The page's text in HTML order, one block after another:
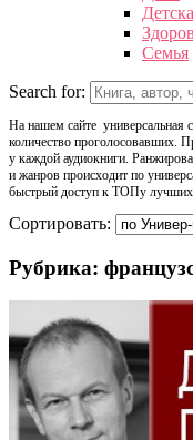
Семья
Search for:
На нашем сайте универсальная
количество проголосовавших.
у каждой аудиокниги.
и жанров происходит по
быстрый доступ к ТОПу лучших
Сортировать:
Рубрика: